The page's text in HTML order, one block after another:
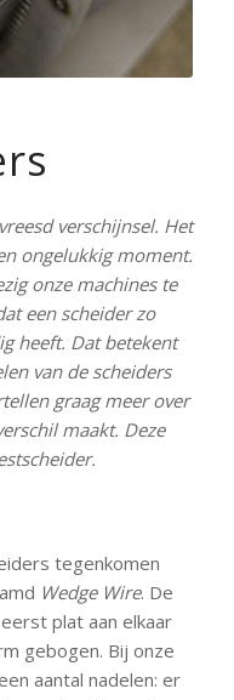
verschijnsel. Het
ongelukkig moment.
onze machines te
een scheider zo
heeft. Dat betekent
van de scheiders
graag meer over
maakt. Deze
tegenkomen
Wedge Wire. De
plat aan elkaar
gebogen. Bij onze
aantal nadelen: er